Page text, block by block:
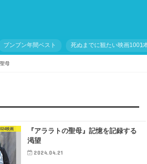
ブンブン年間ベスト 死ぬまでに観たい映画1001
母
映画
『アララトの聖母』記憶を記録する
渇望
2024.04.21